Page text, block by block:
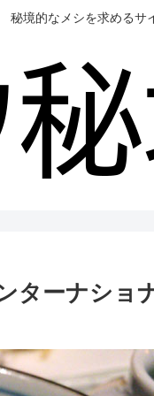
秘境的なメシを求めるサ
ターナショ